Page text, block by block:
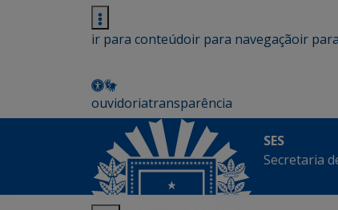
ir para conteúdoir para navegaçãoir
ouvidoriatransparência
SES
Secretaria